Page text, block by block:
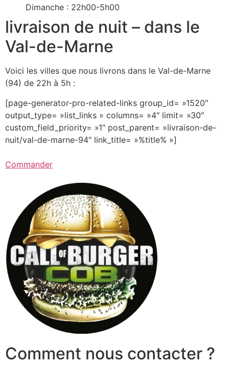
Dimanche : 22h00-5h00
livraison de nuit – dans le
Val-de-Marne
Voici les villes que nous livrons dans le Val-de-Marne
(94) de 22h à 5h :
[page-generator-pro-related-links group_id= »1520″
output_type= »list_links » columns= »4″ limit= »30″
custom_field_priority= »1″ post_parent= »livraison-de-
nuit/val-de-marne-94″ link_title= »%title% »]
Commander
Comment nous contacter ?